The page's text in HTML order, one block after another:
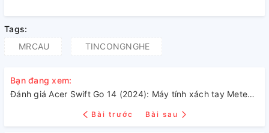
Tags:
MRCAU
TINCONGNGHE
Bạn đang xem:
Đánh giá Acer Swift Go 14 (2024): Máy tính xách tay Meteor Lake mang lại lợi ích hiện tại, hứa hẹn trong tương lai
Bài trước Bài sau